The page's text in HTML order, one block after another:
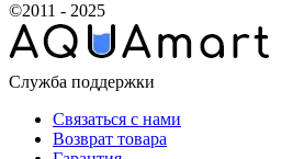
©2011 - 2025
Служба поддержки
Связаться с нами
Возврат товара